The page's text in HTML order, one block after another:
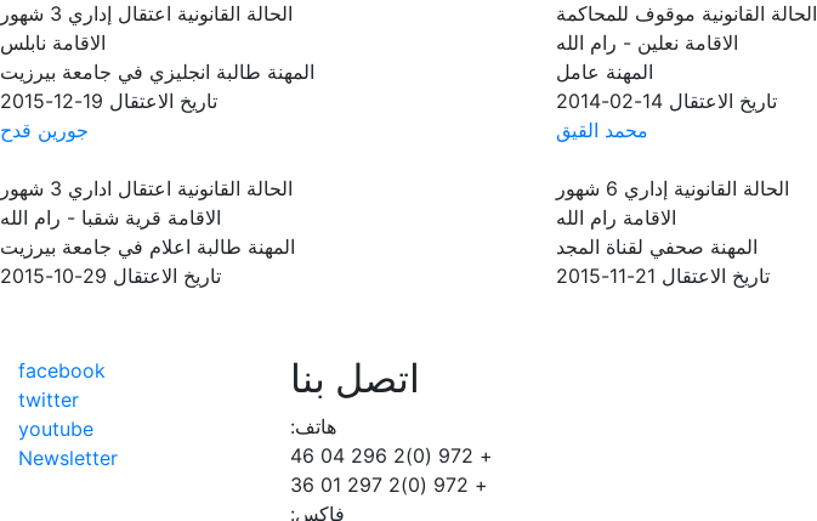
الحالة القانونية موقوف للمحاكمة
الاقامة نعلين - رام الله
المهنة عامل
تاريخ الاعتقال 14-02-2014
الحالة القانونية اعتقال إداري 3 شهور
الاقامة نابلس
المهنة طالبة انجليزي في جامعة بيرزيت
تاريخ الاعتقال 19-12-2015
محمد القيق
الحالة القانونية إداري 6 شهور
الاقامة رام الله
المهنة صحفي لقناة المجد
تاريخ الاعتقال 21-11-2015
جورين قدح
الحالة القانونية اعتقال اداري 3 شهور
الاقامة قرية شقبا - رام الله
المهنة طالبة اعلام في جامعة بيرزيت
تاريخ الاعتقال 29-10-2015
اتصل بنا
هاتف:
+ 972 (0)2 296 04 46
+ 972 (0)2 297 01 36
فاكس:
facebook
twitter
youtube
Newsletter